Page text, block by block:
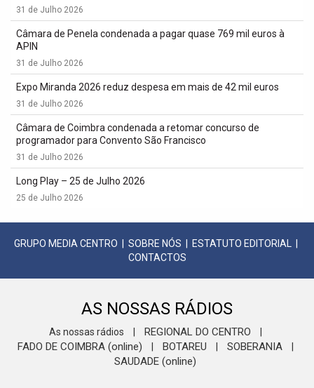
31 de Julho 2026
Câmara de Penela condenada a pagar quase 769 mil euros à
APIN
31 de Julho 2026
Expo Miranda 2026 reduz despesa em mais de 42 mil euros
31 de Julho 2026
Câmara de Coimbra condenada a retomar concurso de
programador para Convento São Francisco
31 de Julho 2026
Long Play – 25 de Julho 2026
25 de Julho 2026
GRUPO MEDIA CENTRO SOBRE NÓS ESTATUTO EDITORIAL
CONTACTOS
AS NOSSAS RÁDIOS
As nossas rádios REGIONAL DO CENTRO
FADO DE COIMBRA (online) BOTAREU SOBERANIA
SAUDADE (online)